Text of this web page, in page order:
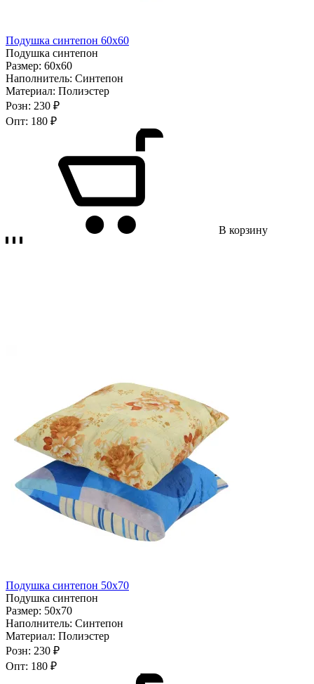
Подушка синтепон 60х60
Подушка синтепон
Размер: 60х60
Наполнитель: Синтепон
Материал: Полиэстер
Розн: 230 ₽
Опт: 180 ₽
В корзину
Подушка синтепон 50х70
Подушка синтепон
Размер: 50х70
Наполнитель: Синтепон
Материал: Полиэстер
Розн: 230 ₽
Опт: 180 ₽